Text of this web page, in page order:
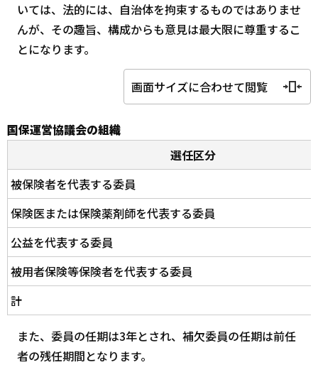
いては、法的には、自治体を拘束するものではありませ
んが、その趣旨、構成からも意見は最大限に尊重するこ
とになります。
画面サイズに合わせて閲覧
国保運営協議会の組織
選任区分
被保険者を代表する委員
保険医または保険薬剤師を代表する委員
公益を代表する委員
被用者保険等保険者を代表する委員
計
また、委員の任期は3年とされ、補欠委員の任期は前任
者の残任期間となります。